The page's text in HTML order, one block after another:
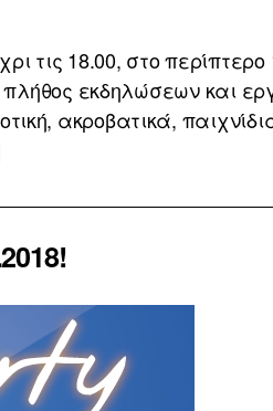
τις 18.00, στο
πλήθος εκδηλώσεων και
ακροβατικά,